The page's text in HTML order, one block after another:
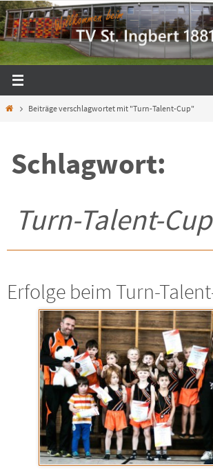
Zum
Inhalt
springen
StartBeiträge verschlagwortet mit "Turn-Talent-Cup"
Schlagwort:
Turn-Talent-Cup
Erfolge beim Turn-